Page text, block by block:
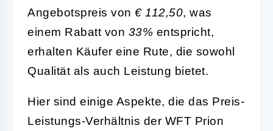
Angebotspreis von € 112,50, was
einem Rabatt von 33% entspricht,
erhalten Käufer eine Rute, die sowohl
Qualität als auch Leistung bietet.
Hier sind einige Aspekte, die das Preis-
Leistungs-Verhältnis der WFT Prion